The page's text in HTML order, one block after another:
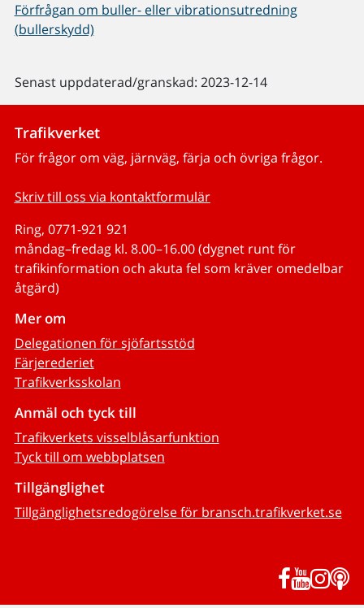
Förfrågan om buller- eller vibrationsutredning
(bullerskydd)
Senast uppdaterad/granskad: 2023-12-14
Trafikverket
För frågor om väg, järnväg, färja och övriga frågor.
Skriv till oss via kontaktformulär
Ring, 0771-921 921
måndag–fredag kl. 8.00–16.00 (dygnet runt för
trafikinformation och akuta fel som kräver omedelbar
åtgärd)
Mer om
Delegationen för sjöfartsstöd
Färjerederiet
Trafikverksskolan
Anmäl och tyck till
Trafikverkets visselblåsarfunktion
Tyck till om webbplatsen
Tillgänglighet
Tillgänglighetsredogörelse för bransch.trafikverket.se
Facebook
YouTube